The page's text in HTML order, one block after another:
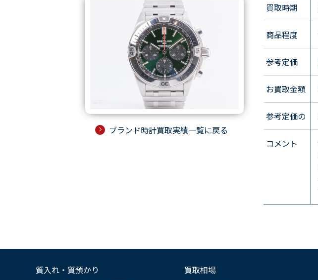
ブランド時計買取実績一覧に戻る
買取時期
商品程度
参考定価
お買取金額
参考定価の
コメント
質入れ・質預かり
買取相場